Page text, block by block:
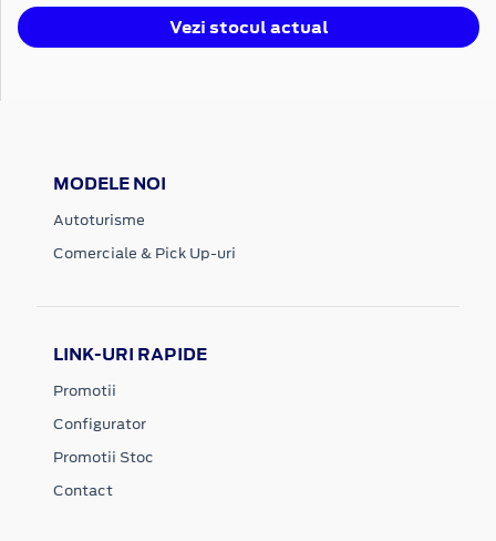
Vezi stocul actual
MODELE NOI
Autoturisme
Comerciale & Pick Up-uri
LINK-URI RAPIDE
Promotii
Configurator
Promotii Stoc
Contact